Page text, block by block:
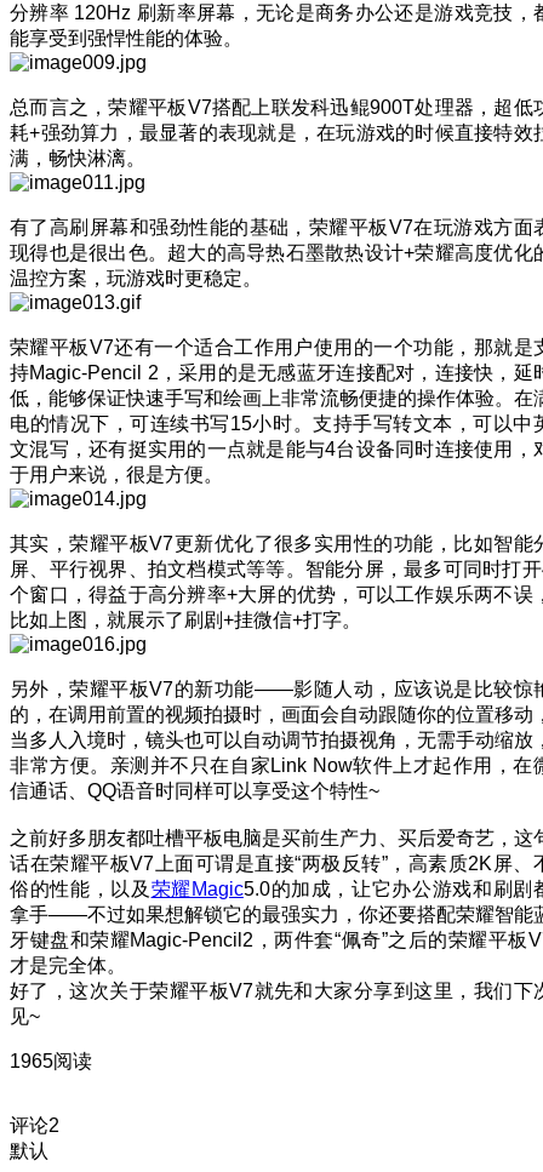
分辨率 120Hz 刷新率屏幕，无论是商务办公还是游戏竞技，
能享受到强悍性能的体验。
总而言之，荣耀平板V7搭配上联发科迅鲲900T处理器，超低
耗+强劲算力，最显著的表现就是，在玩游戏的时候直接特效
满，畅快淋漓。
有了高刷屏幕和强劲性能的基础，荣耀平板V7在玩游戏方面
现得也是很出色。超大的高导热石墨散热设计+荣耀高度优化
温控方案，玩游戏时更稳定。
荣耀平板V7还有一个适合工作用户使用的一个功能，那就是
持Magic-Pencil 2，采用的是无感蓝牙连接配对，连接快，延
低，能够保证快速手写和绘画上非常流畅便捷的操作体验。在
电的情况下，可连续书写15小时。支持手写转文本，可以中
文混写，还有挺实用的一点就是能与4台设备同时连接使用，
于用户来说，很是方便。
其实，荣耀平板V7更新优化了很多实用性的功能，比如智能
屏、平行视界、拍文档模式等等。智能分屏，最多可同时打
个窗口，得益于高分辨率+大屏的优势，可以工作娱乐两不误
比如上图，就展示了刷剧+挂微信+打字。
另外，荣耀平板V7的新功能——影随人动，应该说是比较惊
的，在调用前置的视频拍摄时，画面会自动跟随你的位置移动
当多人入境时，镜头也可以自动调节拍摄视角，无需手动缩放
非常方便。亲测并不只在自家Link Now软件上才起作用，在
信通话、QQ语音时同样可以享受这个特性~
之前好多朋友都吐槽平板电脑是买前生产力、买后爱奇艺，这
话在荣耀平板V7上面可谓是直接“两极反转”，高素质2K屏、
俗的性能，以及 荣耀Magic5.0的加成，让它办公游戏和刷剧
拿手——不过如果想解锁它的最强实力，你还要搭配荣耀智能
牙键盘和荣耀Magic-Pencil2，两件套“佩奇”之后的荣耀平板
才是完全体。
好了，这次关于荣耀平板V7就先和大家分享到这里，我们下
见~
1965阅读
评论2
默认